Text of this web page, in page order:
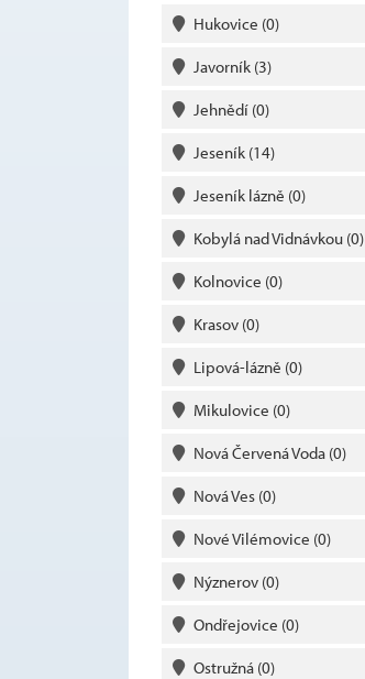
Hukovice (0)
Javorník (3)
Jehnědí (0)
Jeseník (14)
Jeseník lázně (0)
Kobylá nad Vidnávkou (0)
Kolnovice (0)
Krasov (0)
Lipová-lázně (0)
Mikulovice (0)
Nová Červená Voda (0)
Nová Ves (0)
Nové Vilémovice (0)
Nýznerov (0)
Ondřejovice (0)
Ostružná (0)